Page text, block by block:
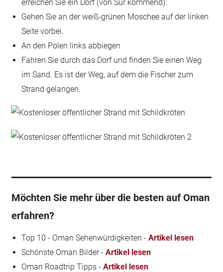
erreichen Sie ein Dorf (von Sur kommend).
Gehen Sie an der weiß-grünen Moschee auf der linken
Seite vorbei.
An den Polen links abbiegen
Fahren Sie durch das Dorf und finden Sie einen Weg
im Sand. Es ist der Weg, auf dem die Fischer zum
Strand gelangen.
Möchten Sie mehr über die besten auf Oman
erfahren?
Top 10 - Oman Sehenwürdigkeiten -Artikel lesen
Schönste Oman Bilder -Artikel lesen
Oman Roadtrip Tipps -Artikel lesen